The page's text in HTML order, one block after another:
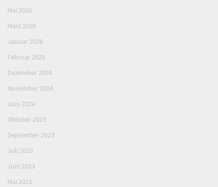
Mai 2026
März 2026
Januar 2026
Februar 2025
Dezember 2024
November 2024
Juni 2024
Oktober 2023
September 2023
Juli 2023
Juni 2023
Mai 2023